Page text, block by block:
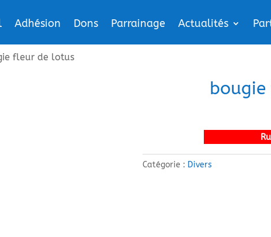
Adhésion Dons Parrainage Actualités
fleur de lotus
Catégorie : Divers